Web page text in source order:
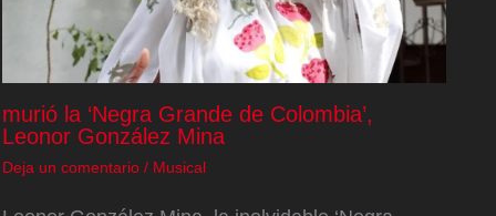
murió la ‘Negra Grande de Colombia’,
Leonor González Mina
Deja un comentario / Musical